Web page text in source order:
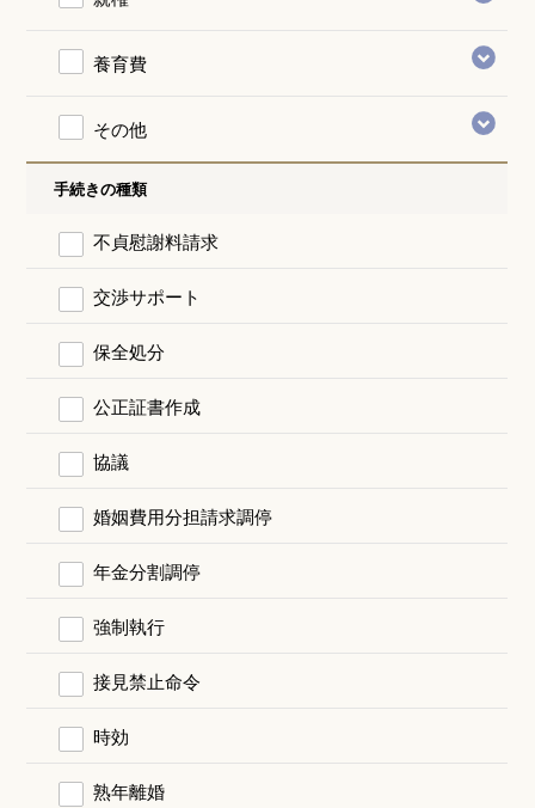
養育費
その他
手続きの種類
不貞慰謝料請求
交渉サポート
保全処分
公正証書作成
協議
婚姻費用分担請求調停
年金分割調停
強制執行
接見禁止命令
時効
熟年離婚